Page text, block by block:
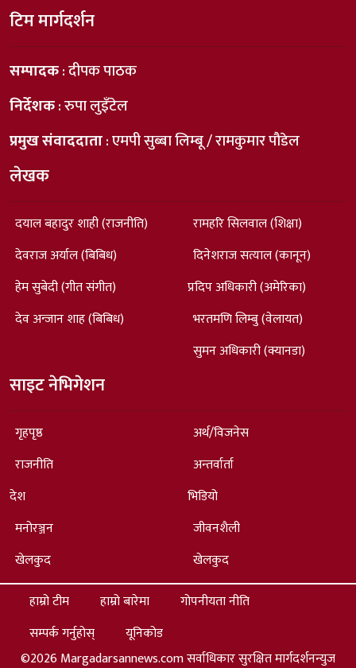
टिम मार्गदर्शन
सम्पादक: दीपक पाठक
निर्देशक: रुपा लुइँटेल
प्रमुख संवाददाता: एमपी सुब्बा लिम्बू / रामकुमार पौडेल
लेखक
दयाल बहादुर शाही (राजनीति)
देवराज अर्याल (बिबिध)
हेम सुबेदी (गीत संगीत)
देव अन्जान शाह (बिबिध)
रामहरि सिलवाल (शिक्षा)
दिनेशराज सत्याल (कानून)
प्रदिप अधिकारी (अमेरिका)
भरतमणि लिम्बु (वेलायत)
सुमन अधिकारी (क्यानडा)
साइट नेभिगेशन
गृहपृष्ठ
राजनीति
देश
मनोरञ्जन
खेलकुद
अर्थ/विजनेस
अन्तर्वार्ता
भिडियो
जीवनशैली
खेलकुद
हाम्रो टीम
हाम्रो बारेमा
गोपनीयता नीति
सम्पर्क गर्नुहोस्
यूनिकोड
©2026 Margadarsannews.com सर्वाधिकार सुरक्षित मार्गदर्शनन्युज